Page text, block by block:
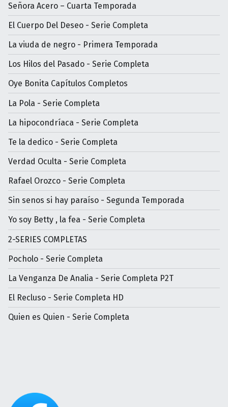
Señora Acero – Cuarta Temporada
El Cuerpo Del Deseo - Serie Completa
La viuda de negro - Primera Temporada
Los Hilos del Pasado - Serie Completa
Oye Bonita Capítulos Completos
La Pola - Serie Completa
La hipocondríaca - Serie Completa
Te la dedico - Serie Completa
Verdad Oculta - Serie Completa
Rafael Orozco - Serie Completa
Sin senos si hay paraíso - Segunda Temporada
Yo soy Betty , la fea - Serie Completa
2-SERIES COMPLETAS
Pocholo - Serie Completa
La Venganza De Analia - Serie Completa P2T
El Recluso - Serie Completa HD
Quien es Quien - Serie Completa